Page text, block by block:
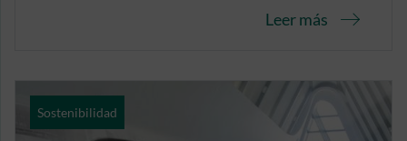
Leer más
Sostenibilidad